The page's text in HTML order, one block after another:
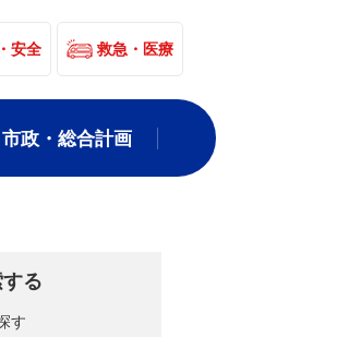
安全 救急・医療
市政・総合計画
る
す